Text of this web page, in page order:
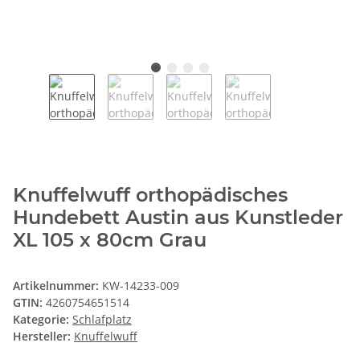
Knuffelwuff orthopädisches
Hundebett Austin aus Kunstleder
XL 105 x 80cm Grau
Artikelnummer: KW-14233-009
GTIN: 4260754651514
Kategorie: Schlafplatz
Hersteller: Knuffelwuff